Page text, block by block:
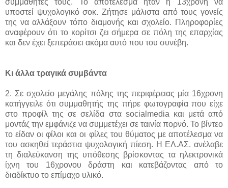
υποστεί ψυχολογικό σοκ. Ζήτησε μάλιστα από τους γονείς
της να αλλάξουν τόπο διαμονής και σχολείο. Πληροφορίες
αναφέρουν ότι το κορίτσι ζει σήμερα σε πόλη της επαρχίας
και δεν έχει ξεπεράσει ακόμα αυτό που του συνέβη.
Κι άλλα τραγικά συμβάντα
2. Σε σχολείο μεγάλης πόλης της περιφέρειας μία 16χρονη
κατήγγειλε ότι συμμαθητής της πήρε φωτογραφία που είχε
στο προφίλ της σε σελίδα στα socialmedia και μετά από
μοντάζ την εμφάνιζε να συμμετέχει σε ταινία πορνό. Το βίντεο
το είδαν οι φίλοι και οι φίλες του θύματος με αποτέλεσμα να
του ασκηθεί τεράστια ψυχολογική πίεση. Η ΕΛ.ΑΣ. ανέλαβε
τη διαλεύκανση της υπόθεσης βρίσκοντας τα ηλεκτρονικά
ίχνη του 16χρονου δράστη και κατεβάζοντας από το
διαδίκτυο το επίμαχο υλικό.